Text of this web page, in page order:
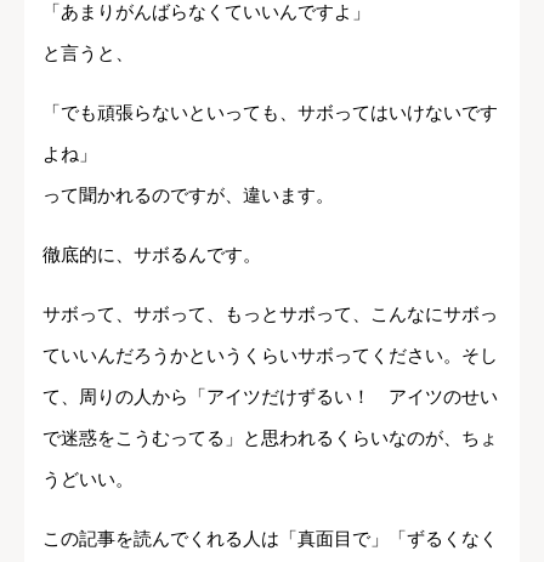
「あまりがんばらなくていいんですよ」
と言うと、
「でも頑張らないといっても、サボってはいけないです
よね」
って聞かれるのですが、違います。
徹底的に、サボるんです。
サボって、サボって、もっとサボって、こんなにサボっ
ていいんだろうかというくらいサボってください。そし
て、周りの人から「アイツだけずるい！ アイツのせい
で迷惑をこうむってる」と思われるくらいなのが、ちょ
うどいい。
この記事を読んでくれる人は「真面目で」「ずるくなく